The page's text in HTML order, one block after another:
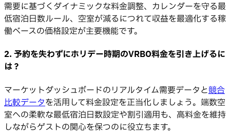
需要に基づくダイナミックな料金調整、カレンダーを守る最
低宿泊日数ルール、空室が減るにつれて収益を最適化する稼
働ベースの価格設定が主要機能です。
2. 予約を失わずにホリデー時期のVRBO料金を引き上げるに
は？
マーケットダッシュボードのリアルタイム需要データと競合
比較データを活用して料金設定を正当化しましょう。端数空
室への柔軟な最低宿泊日数設定や割引適用も、高料金を維持
しながらゲストの関心を保つのに役立ちます。